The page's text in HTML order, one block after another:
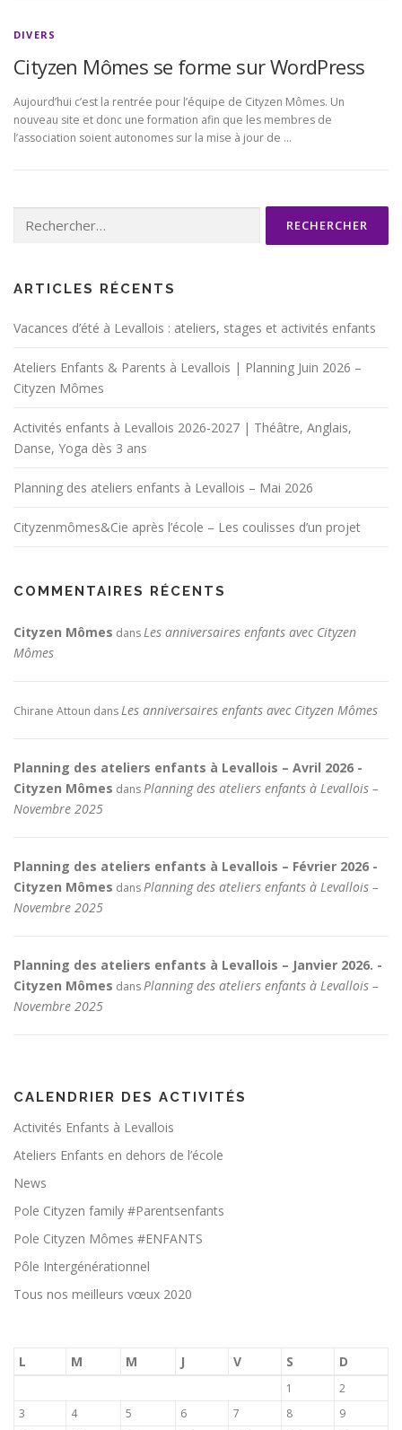
DIVERS
Cityzen Mômes se forme sur WordPress
Aujourd’hui c’est la rentrée pour l’équipe de Cityzen Mômes. Un
nouveau site et donc une formation afin que les membres de
l’association soient autonomes sur la mise à jour de …
ARTICLES RÉCENTS
Vacances d’été à Levallois : ateliers, stages et activités enfants
Ateliers Enfants & Parents à Levallois | Planning Juin 2026 –
Cityzen Mômes
Activités enfants à Levallois 2026-2027 | Théâtre, Anglais,
Danse, Yoga dès 3 ans
Planning des ateliers enfants à Levallois – Mai 2026
Cityzenmômes&Cie après l’école – Les coulisses d’un projet
COMMENTAIRES RÉCENTS
Cityzen Mômes dansLes anniversaires enfants avec Cityzen
Mômes
Chirane Attoun dansLes anniversaires enfants avec Cityzen Mômes
Planning des ateliers enfants à Levallois – Avril 2026 -
Cityzen Mômes dansPlanning des ateliers enfants à Levallois –
Novembre 2025
Planning des ateliers enfants à Levallois – Février 2026 -
Cityzen Mômes dansPlanning des ateliers enfants à Levallois –
Novembre 2025
Planning des ateliers enfants à Levallois – Janvier 2026. -
Cityzen Mômes dansPlanning des ateliers enfants à Levallois –
Novembre 2025
CALENDRIER DES ACTIVITÉS
Activités Enfants à Levallois
Ateliers Enfants en dehors de l’école
News
Pole Cityzen family #Parentsenfants
Pole Cityzen Mômes #ENFANTS
Pôle Intergénérationnel
Tous nos meilleurs vœux 2020
L M M J V S D
1
2
3
4 5 6 7 8
9